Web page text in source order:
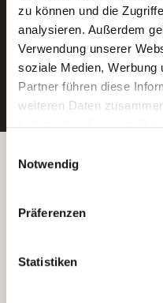
zu können und die
analysieren. Außerdem
Verwendung unserer
soziale Medien, Werbung
Partner führen diese
weiteren Daten
Wenn Sie auf „Cookies
Sie der Speicherung
Ihre Einwilligung
indem Sie die Cookie-
unserer
Notwendig
Präferenzen
Statistiken
Ein
E-Mail-
Betreiber der Webseite
Kantstraße 45a
(Ein Tochterunternehmen
e.V.)